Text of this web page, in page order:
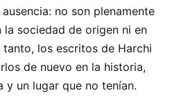
no son plenamente
la sociedad de origen ni en
los escritos de Harchi
de nuevo en la historia,
y un lugar que no tenían.